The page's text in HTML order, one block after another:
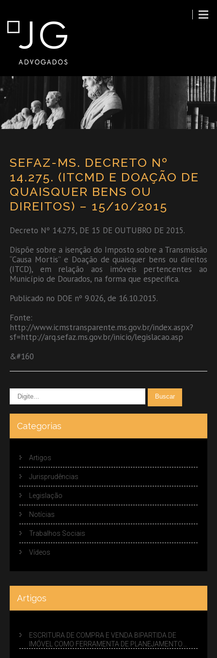
SEFAZ-MS. DECRETO Nº
14.275. (ITCMD E DOAÇÃO DE
QUAISQUER BENS OU
DIREITOS) – 15/10/2015
Decreto Nº 14.275, DE 15 DE OUTUBRO DE 2015.
Dispõe sobre a isenção do Imposto sobre a Transmissão
“Causa Mortis” e Doação de quaisquer bens ou direitos
(ITCD), em relação aos imóveis pertencentes ao
Município de Dourados, na forma que especifica.
Publicado no DOE nº 9.026, de 16.10.2015.
Fonte:
http://www.icmstransparente.ms.gov.br/index.aspx?
sf=http://arq.sefaz.ms.gov.br/inicio/legislacao.asp
&#160
Categorias
Artigos
Jurisprudências
Legislação
Notícias
Trabalhos Sociais
Vídeos
Artigos
ESCRITURA DE COMPRA E VENDA BIPARTIDA DE
IMÓVEL COMO FERRAMENTA DE PLANEJAMENTO